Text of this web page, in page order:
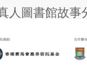
圖書館故事